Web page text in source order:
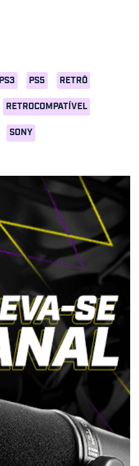
PS3 PS5 RETRÔ
RETROCOMPATÍVEL
SONY